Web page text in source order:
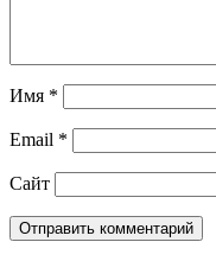
Имя *
Email *
Сайт